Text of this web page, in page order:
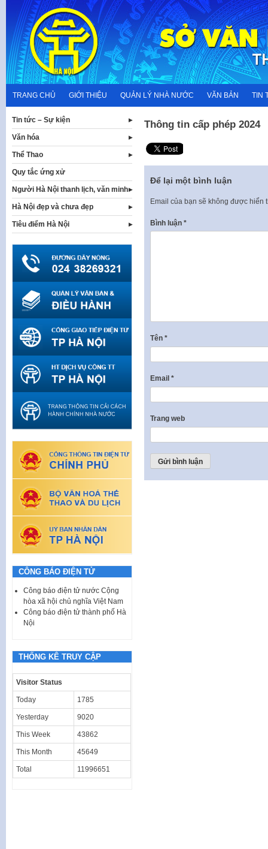
content
TRANG CHỦ GIỚI THIỆU QUẢN LÝ NHÀ NƯỚC VĂN BẢN TIN
Thông tin cấp phép 2024
Để lại một bình luận
Email của bạn sẽ không được hiển
Bình luận *
Tên *
Email *
Trang web
Tin tức – Sự kiện
Văn hóa
Thể Thao
Quy tắc ứng xử
Người Hà Nội thanh lịch, văn minh
Hà Nội đẹp và chưa đẹp
Tiêu điểm Hà Nội
CÔNG BÁO ĐIỆN TỬ
Công báo điện tử nước Cộng
hòa xã hội chủ nghĩa Việt Nam
Công báo điện tử thành phố Hà
Nội
THỐNG KÊ TRUY CẬP
Visitor Status
Today 1785
Yesterday 9020
This Week 43862
This Month 45649
Total 11996651